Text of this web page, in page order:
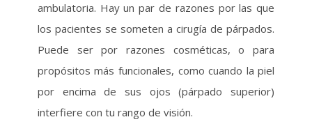
ambulatoria. Hay un par de razones por las que
los pacientes se someten a cirugía de párpados.
Puede ser por razones cosméticas, o para
propósitos más funcionales, como cuando la piel
por encima de sus ojos (párpado superior)
interfiere con tu rango de visión.